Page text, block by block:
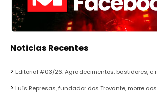
Noticias Recentes
Editorial #03/26: Agradecimentos, bastidores, e
Luís Represas, fundador dos Trovante, morre